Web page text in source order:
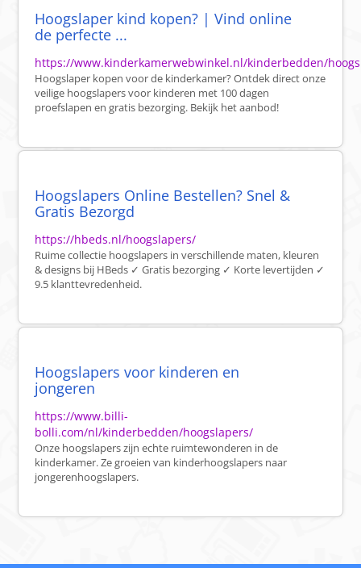
Hoogslaper kind kopen? | Vind online
de perfecte ...
https://www.kinderkamerwebwinkel.nl/kinderbedden/
Hoogslaper kopen voor de kinderkamer? Ontdek direct onze
veilige hoogslapers voor kinderen met 100 dagen
proefslapen en gratis bezorging. Bekijk het aanbod!
Hoogslapers Online Bestellen? Snel &
Gratis Bezorgd
https://hbeds.nl/hoogslapers/
Ruime collectie hoogslapers in verschillende maten, kleuren
& designs bij HBeds ✓ Gratis bezorging ✓ Korte levertijden ✓
9.5 klanttevredenheid.
Hoogslapers voor kinderen en
jongeren
https://www.billi-
bolli.com/nl/kinderbedden/hoogslapers/
Onze hoogslapers zijn echte ruimtewonderen in de
kinderkamer. Ze groeien van kinderhoogslapers naar
jongerenhoogslapers.